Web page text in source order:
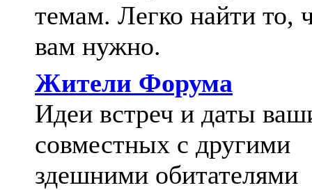
темам. Легко найти то,
вам нужно.
Жители Форума
Идеи встреч и даты
совместных с другими
здешними обитателями